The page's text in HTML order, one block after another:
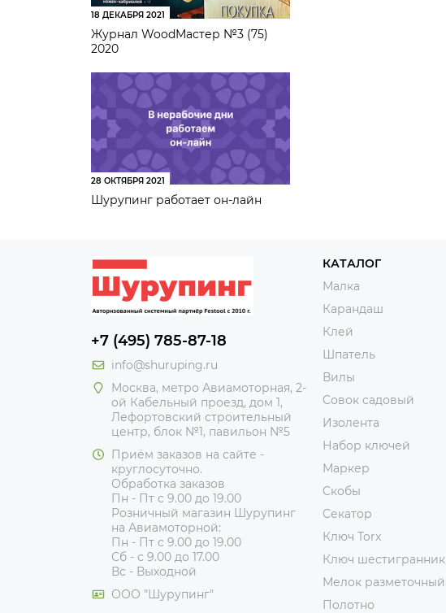
18 ДЕКАБРЯ 2021
Журнал WoodМастер №3 (75)
2020
28 ОКТЯБРЯ 2021
Шурупинг работает он-лайн
+7 (495) 785-87-18
info@shuruping.ru
Москва, метро Авиамоторная, 2-
ой Кабельный проезд, дом 1,
Лефортовский строительный
центр, блок №1, павильон №5
Приём заказов на сайте -
круглосуточно.
Обработка заказов
Пн - Пт с 9.00 до 19.00
Розничный магазин Шурупинг
на Авиамоторной:
Пн - Пт с 9.00 до 19.00
Сб - с 9.00 до 17.00
Вс - Выходной
ООО "Шурупинг"
КАТАЛОГ
Малка
Карандаш
Клей
Шпатель
Вилы
Совок садовый
Изолента
Набор ключей
Маркер
Скобы
Секатор
Ключ Torx
Ключ шестигранник
Мелок разметочный
Полотно